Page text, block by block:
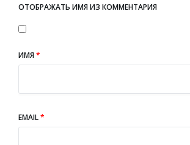
ОТОБРАЖАТЬ ИМЯ ИЗ КОММЕНТАРИЯ
ИМЯ*
EMAIL*